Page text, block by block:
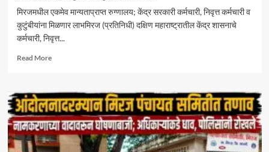
मिरजमधील एकमेव मान्यताप्राप्त रुग्णालय; केंद्र सरकारी कर्मचारी, निवृत्त कर्मचारी व
कुटुंबीयांना मिळणार लाभमिरज (प्रतिनिधी) दक्षिण महाराष्ट्रातील केंद्र शासनाचे
कर्मचारी, निवृत्त...
Read MoreRead
केंद्रीय
आरोग्य
योजनेत
सिनर्जी
हॉस्पिटलचा
समावेश